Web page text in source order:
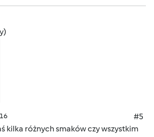
#5
kilka różnych smaków czy wszystkim